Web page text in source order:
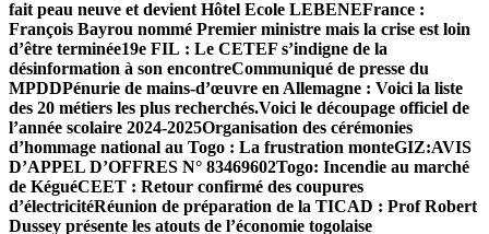
fait peau neuve et devient Hôtel Ecole LEBENEFrance :
François Bayrou nommé Premier ministre mais la crise est loin
d’être terminée19e FIL : Le CETEF s’indigne de la
désinformation à son encontreCommuniqué de presse du
MPDDPénurie de mains-d’œuvre en Allemagne : Voici la liste
des 20 métiers les plus recherchés.Voici le découpage officiel de
l’année scolaire 2024-2025Organisation des cérémonies
d’hommage national au Togo : La frustration monteGIZ:AVIS
D’APPEL D’OFFRES N° 83469602Togo: Incendie au marché
de KéguéCEET : Retour confirmé des coupures
d’électricitéRéunion de préparation de la TICAD : Prof Robert
Dussey présente les atouts de l’économie togolaise